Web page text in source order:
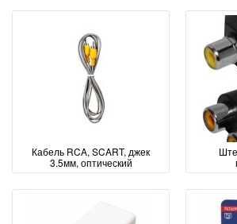
Кабель RCA, SCART, джек
3.5мм, оптический